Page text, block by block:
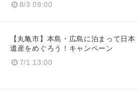
8/3 09:00
【丸亀市】本島・広島に泊まって日本
遺産をめぐろう！キャンペーン
7/1 13:00